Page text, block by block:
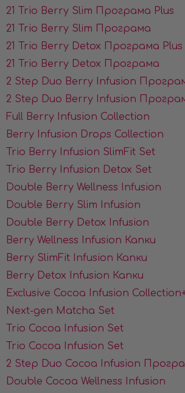
21 Trio Berry Slim Програма Plus
21 Trio Berry Slim Програма
21 Trio Berry Detox Програма Plus
21 Trio Berry Detox Програма
2 Step Duo Berry Infusion
2 Step Duo Berry Infusion
Full Berry Infusion Collection
Berry Infusion Drops Collection
Trio Berry Infusion SlimFit Set
Trio Berry Infusion Detox Set
Double Berry Wellness Infusion
Double Berry Slim Infusion
Double Berry Detox Infusion
Berry Wellness Infusion Капки
Berry SlimFit Infusiоn Капки
Berry Detox Infusiоn Капки
Exclusive Cocoa Infusion
Next-gen Matcha Set
Trio Cocoa Infusion Set
Trio Cocoa Infusion Set
2 Step Duo Cocoa Infusion
Double Cocoa Wellness Infusion